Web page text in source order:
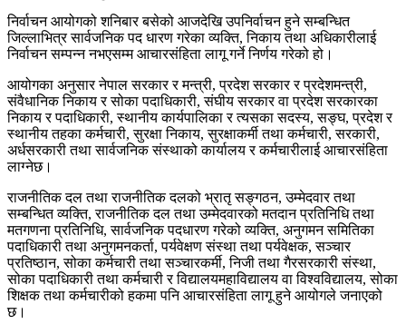
निर्वाचन आयोगको शनिबार बसेको आजदेखि उपनिर्वाचन हुने सम्बन्धित
जिल्लाभित्र सार्वजनिक पद धारण गरेका व्यक्ति, निकाय तथा अधिकारीलाई
निर्वाचन सम्पन्न नभएसम्म आचारसंहिता लागू गर्ने निर्णय गरेको हो।
आयोगका अनुसार नेपाल सरकार र मन्त्री, प्रदेश सरकार र प्रदेशमन्त्री,
संवैधानिक निकाय र सोका पदाधिकारी, संघीय सरकार वा प्रदेश सरकारका
निकाय र पदाधिकारी, स्थानीय कार्यपालिका र त्यसका सदस्य, सङ्घ, प्रदेश र
स्थानीय तहका कर्मचारी, सुरक्षा निकाय, सुरक्षाकर्मी तथा कर्मचारी, सरकारी,
अर्धसरकारी तथा सार्वजनिक संस्थाको कार्यालय र कर्मचारीलाई आचारसंहिता
लाग्नेछ।
राजनीतिक दल तथा राजनीतिक दलको भ्रातृ सङ्गठन, उम्मेदवार तथा
सम्बन्धित व्यक्ति, राजनीतिक दल तथा उम्मेदवारको मतदान प्रतिनिधि तथा
मतगणना प्रतिनिधि, सार्वजनिक पदधारण गरेको व्यक्ति, अनुगमन समितिका
पदाधिकारी तथा अनुगमनकर्ता, पर्यवेक्षण संस्था तथा पर्यवेक्षक, सञ्चार
प्रतिष्ठान, सोका कर्मचारी तथा सञ्चारकर्मी, निजी तथा गैरसरकारी संस्था,
सोका पदाधिकारी तथा कर्मचारी र विद्यालयमहाविद्यालय वा विश्वविद्यालय, सोका
शिक्षक तथा कर्मचारीको हकमा पनि आचारसंहिता लागू हुने आयोगले जनाएको
छ।